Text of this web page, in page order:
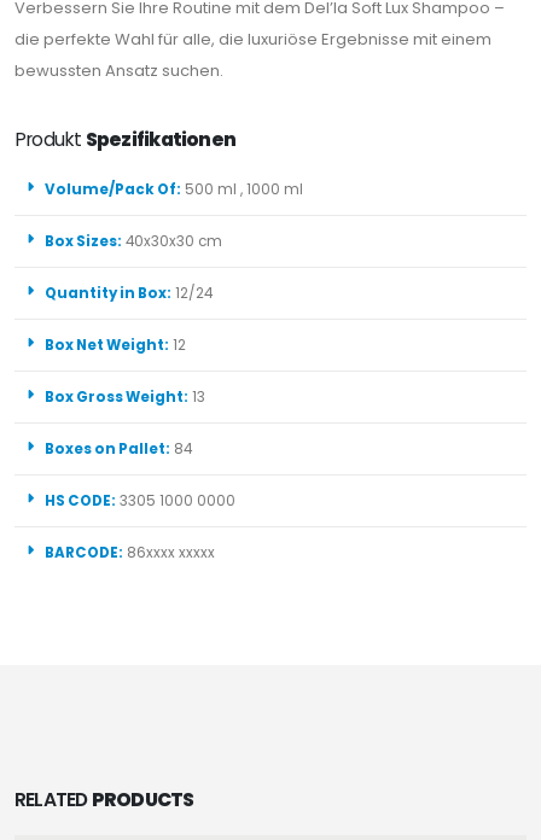
Verbessern Sie Ihre Routine mit dem Del’la Soft Lux Shampoo –
die perfekte Wahl für alle, die luxuriöse Ergebnisse mit einem
bewussten Ansatz suchen.
Produkt Spezifikationen
Volume/Pack Of: 500 ml , 1000 ml
Box Sizes: 40x30x30 cm
Quantity in Box: 12/24
Box Net Weight: 12
Box Gross Weight: 13
Boxes on Pallet: 84
HS CODE: 3305 1000 0000
BARCODE: 86xxxx xxxxx
RELATEDPRODUCTS